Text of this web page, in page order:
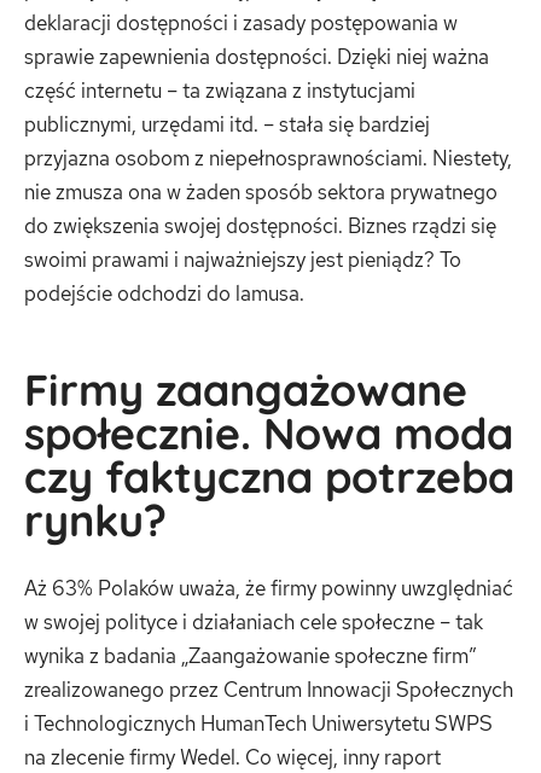
deklaracji dostępności i zasady postępowania w
sprawie zapewnienia dostępności. Dzięki niej ważna
część internetu – ta związana z instytucjami
publicznymi, urzędami itd. – stała się bardziej
przyjazna osobom z niepełnosprawnościami. Niestety,
nie zmusza ona w żaden sposób sektora prywatnego
do zwiększenia swojej dostępności. Biznes rządzi się
swoimi prawami i najważniejszy jest pieniądz? To
podejście odchodzi do lamusa.
Firmy zaangażowane
społecznie. Nowa moda
czy faktyczna potrzeba
rynku?
Aż 63% Polaków uważa, że firmy powinny uwzględniać
w swojej polityce i działaniach cele społeczne – tak
wynika z badania „Zaangażowanie społeczne firm”
zrealizowanego przez Centrum Innowacji Społecznych
i Technologicznych HumanTech Uniwersytetu SWPS
na zlecenie firmy Wedel. Co więcej, inny raport